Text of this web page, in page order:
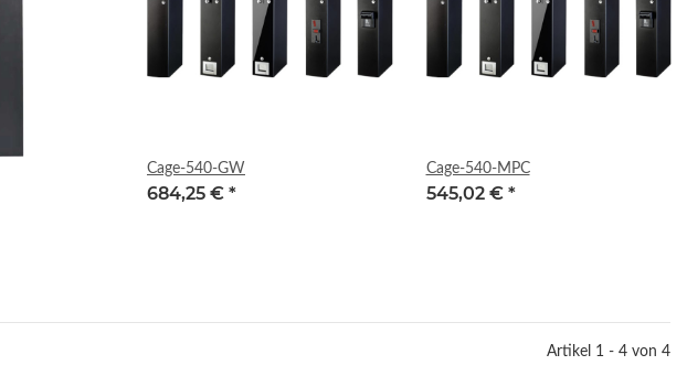
Cage-540-GW
684,25 € *
Cage-540-MPC
545,02 € *
Artikel 1 - 4 von 4